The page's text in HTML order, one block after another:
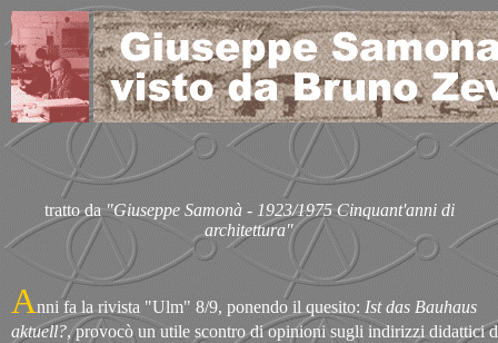
tratto da"Giuseppe Samonà - 1923/1975 Cinquant'anni di
architettura"
Anni fa la rivista "Ulm" 8/9, ponendo il quesito: Ist das Bauhaus
aktuell?, provocò un utile scontro di opinioni sugli indirizzi didattici